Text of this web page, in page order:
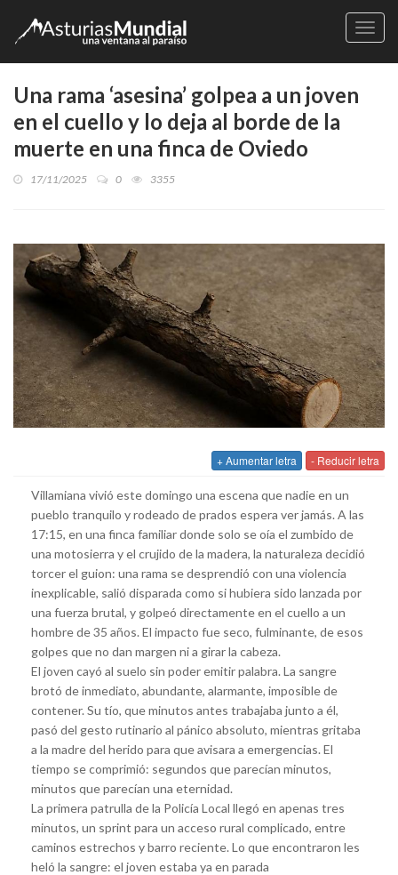
Una rama ‘asesina’ golpea a un joven
en el cuello y lo deja al borde de la
muerte en una finca de Oviedo
17/11/2025 0 3355
+ Aumentar letra - Reducir letra
Villamiana vivió este domingo una escena que nadie en un
pueblo tranquilo y rodeado de prados espera ver jamás. A las
17:15, en una finca familiar donde solo se oía el zumbido de
una motosierra y el crujido de la madera, la naturaleza decidió
torcer el guion: una rama se desprendió con una violencia
inexplicable, salió disparada como si hubiera sido lanzada por
una fuerza brutal, y golpeó directamente en el cuello a un
hombre de 35 años. El impacto fue seco, fulminante, de esos
golpes que no dan margen ni a girar la cabeza.
El joven cayó al suelo sin poder emitir palabra. La sangre
brotó de inmediato, abundante, alarmante, imposible de
contener. Su tío, que minutos antes trabajaba junto a él,
pasó del gesto rutinario al pánico absoluto, mientras gritaba
a la madre del herido para que avisara a emergencias. El
tiempo se comprimió: segundos que parecían minutos,
minutos que parecían una eternidad.
La primera patrulla de la Policía Local llegó en apenas tres
minutos, un sprint para un acceso rural complicado, entre
caminos estrechos y barro reciente. Lo que encontraron les
heló la sangre: el joven estaba ya en parada